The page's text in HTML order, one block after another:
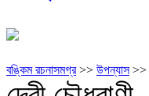
বঙ্কিম রচনাসমগ্র >> উপন্যাস >>